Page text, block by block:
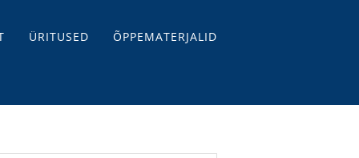
ÜRITUSED ÕPPEMATERJALID